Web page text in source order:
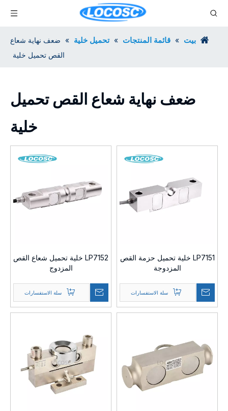
بيت » قائمة المنتجات » تحميل خلية » ضعف نهاية شعاع
القص تحميل خلية
ضعف نهاية شعاع القص تحميل
خلية
LP7151 خلية تحميل حزمة القص
المزدوجة
سلة الاستفسارات
LP7152 خلية تحميل شعاع القص
المزدوج
سلة الاستفسارات